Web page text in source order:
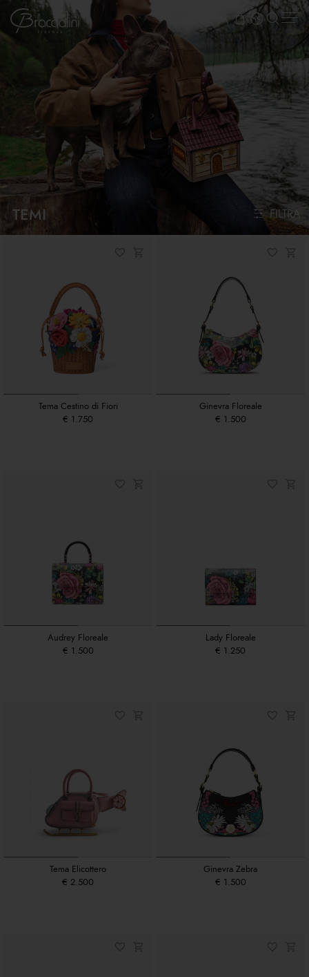
TEMI FILTRA
Tema Cestino di Fiori
€ 1.750
Ginevra Floreale
€ 1.500
Audrey Floreale
€ 1.500
Lady Floreale
€ 1.250
Tema Elicottero
€ 2.500
Ginevra Zebra
€ 1.500